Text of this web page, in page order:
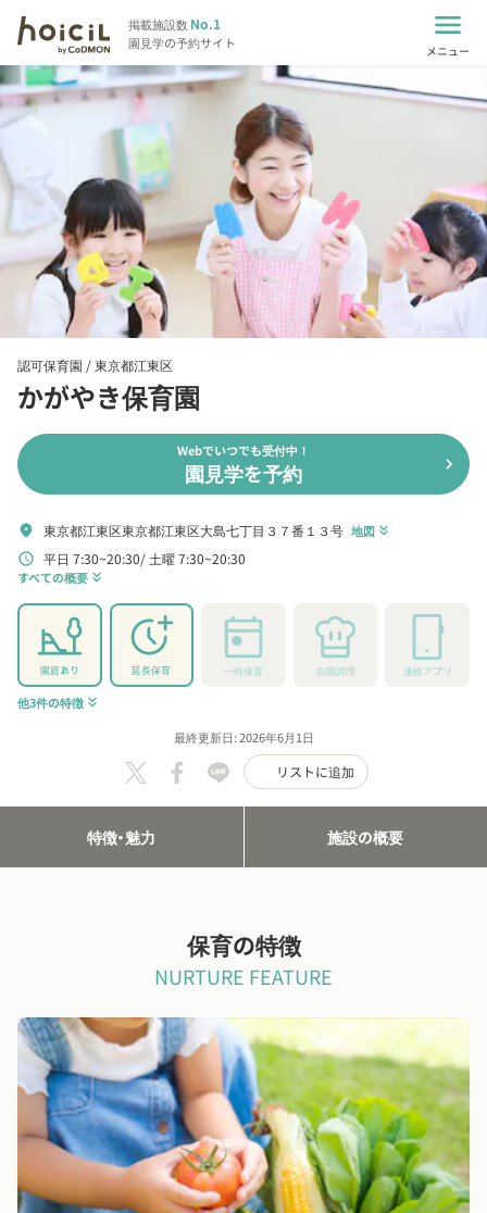
掲載施設数No.1
園見学の予約サイト
menu
メニュー
認可保育園 /東京都江東区
かがやき保育園
Webでいつでも受付中！
園見学を予約 chevron_right
location_on 東京都江東区東京都江東区大島七丁目３７番１３号 地図 keyboard_double_arrow_down
schedule 平日 7:30~20:30 土曜 7:30~20:30
すべての概要 keyboard_double_arrow_down
園庭あり 延長保育 一時保育 自園調理 連絡アプリ
他3件の特徴 keyboard_double_arrow_down
最終更新日: 2026年6月1日
リストに追加
特徴・魅力 施設の概要
保育の特徴
NURTURE FEATURE